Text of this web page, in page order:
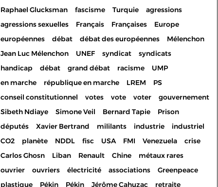
Raphael Glucksman
fascisme Turquie
agressions
agressions sexuelles
Français Françaises
Europe
européennes
débat débat des européennes
Mélenchon
Jean Luc Mélenchon
UNEF syndicat
syndicats
handicap
débat grand débat racisme
UMP
en marche
république en marche LREM
PS
conseil constitutionnel
votes vote voter
gouvernement
Sibeth Ndiaye
Simone Veil Bernard Tapie
Prison
députés
Xavier Bertrand mililants industrie
industriel
CO2
planète NDDL fisc USA FMI Venezuela
crise
Carlos Ghosn
Liban Renault Chine
métaux rares
ouvrier
ouvriers électricité associations
Greenpeace
plastique
Pékin Pékin Jérôme Cahuzac
retraite